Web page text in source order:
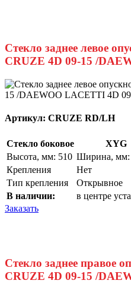
Стекло заднее левое
CRUZE 4D 09-15 /
Артикул: CRUZE RD/LH
Стекло боковое
XYG
Высота, мм: 510 Ширина, мм:
Крепления
Нет
Тип крепления
Открывное
В наличии:
в центре
Заказать
Стекло заднее правое
CRUZE 4D 09-15 /